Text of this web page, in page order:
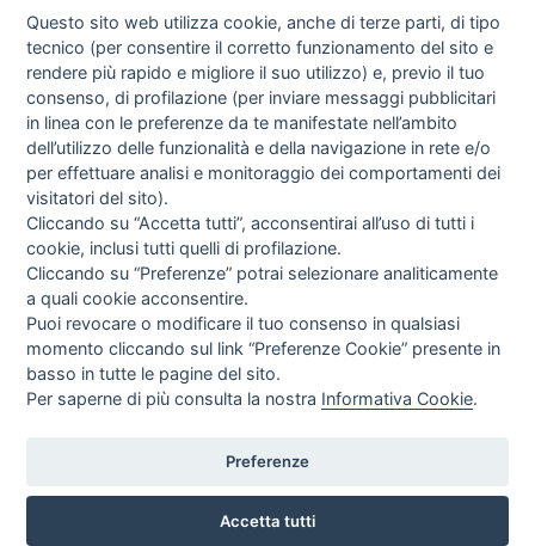
I libri Vedi tutti
Direttrice Responsabile: Alessandra Costante | Registrazione al Tribunale Civile
Questo sito web utilizza cookie, anche di terze parti, di tipo
tecnico (per consentire il corretto funzionamento del sito e
rendere più rapido e migliore il suo utilizzo) e, previo il tuo
consenso, di profilazione (per inviare messaggi pubblicitari
in linea con le preferenze da te manifestate nell’ambito
dell’utilizzo delle funzionalità e della navigazione in rete e/o
per effettuare analisi e monitoraggio dei comportamenti dei
visitatori del sito).
Cliccando su “Accetta tutti”, acconsentirai all’uso di tutti i
cookie, inclusi tutti quelli di profilazione.
Cliccando su “Preferenze” potrai selezionare analiticamente
a quali cookie acconsentire.
Puoi revocare o modificare il tuo consenso in qualsiasi
momento cliccando sul link “Preferenze Cookie” presente in
basso in tutte le pagine del sito.
Per saperne di più consulta la nostra Informativa Cookie.
Preferenze
Accetta tutti